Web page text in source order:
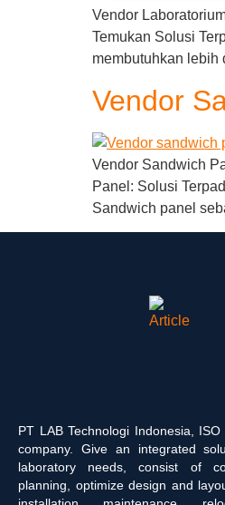
Vendor
Temukan Solusi
membutuhkan lebih
Vendor
Vendor Sandwich
Panel: Solusi
Sandwich panel
PT LAB Technologi Indonesia,
company. Give an integrated
laboratory needs, consist of
planning, optimize design and